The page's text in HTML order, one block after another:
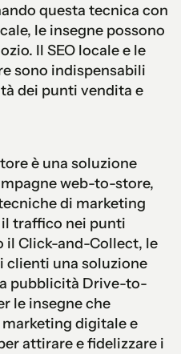
questa tecnica con
le insegne possono
Il SEO locale e le
sono indispensabili
dei punti vendita e
è una soluzione
web-to-store,
di marketing
traffico nei punti
il Click-and-Collect, le
clienti una soluzione
pubblicità Drive-to-
le insegne che
digitale e
attirare e fidelizzare i